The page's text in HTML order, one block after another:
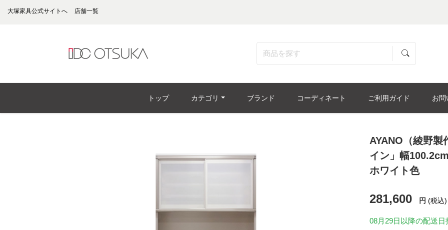
大塚家具公式サイトへ 店舗一覧
トップ カテゴリ ブランド コーディネート ご利用ガイド お問
AYANO（綾野製
イン」幅
ホワイト色
281,600 円 (税込)
08月29日 以降の配送